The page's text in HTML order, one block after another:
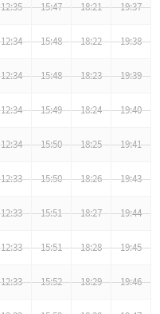
12:35 15:47 18:21 19:37
12:34 15:48 18:22 19:38
12:34 15:48 18:23 19:39
12:34 15:49 18:24 19:40
12:34 15:50 18:25 19:41
12:33 15:50 18:26 19:43
12:33 15:51 18:27 19:44
12:33 15:51 18:28 19:45
12:33 15:52 18:29 19:46